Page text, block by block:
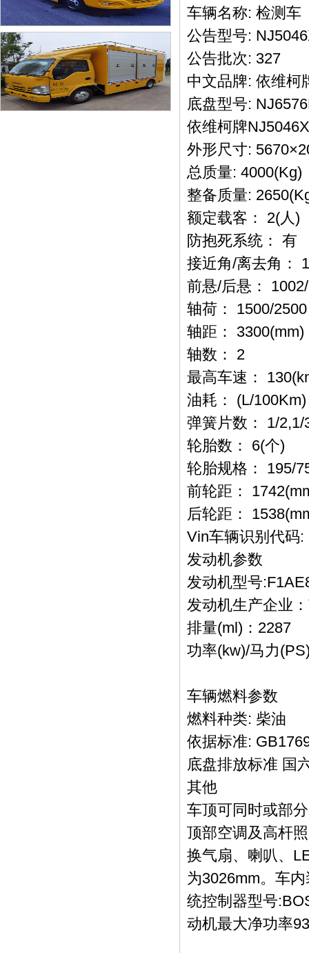
车辆名称: 检测车
公告型号:
公告批次: 327
中文品牌: 依维柯
底盘型号:
依维柯牌
外形尺寸:
总质量: 4000(Kg)
整备质量:
额定载客： 2(人)
防抱死系统： 有
接近角/离去角：
前悬/后悬：
轴荷： 1500/
轴距： 3300(mm)
轴数： 2
最高车速：
油耗： (L/
弹簧片数： 1/2,1/
轮胎数： 6(个)
轮胎规格： 195/
前轮距：
后轮距：
Vin车辆识别代码
发动机参数
发动机型号
发动机生产企业
排量(ml)：2287
功率(kw)/马力
车辆燃料参数
燃料种类: 柴油
依据标准:
底盘排放标准 国
其他
车顶可同时或部
顶部空调及高杆
换气扇、喇叭、
为3026mm。车
统控制器型号
动机最大净功率